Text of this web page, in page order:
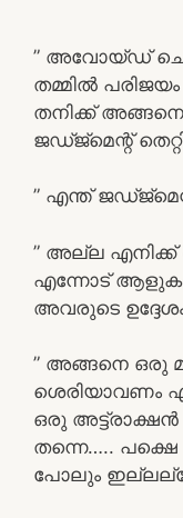
” അവോയ്ഡ്
തമ്മിൽ
തനിക്ക് അങ്ങനെ
ജഡ്ജ്മെന്റ്
” എന്ത്
” അല്ല എനിക്ക്
എന്നോട് ആളുകൾ
അവരുടെ
” അങ്ങനെ ഒരു
ശെരിയാവണം
ഒരു
തന്നെ….. പക്ഷെ
പോലും